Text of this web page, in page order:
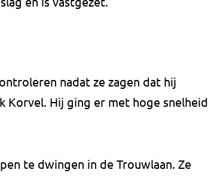
nadat ze zagen dat hij
Korvel. Hij ging er met hoge snelheid
te dwingen in de Trouwlaan. Ze